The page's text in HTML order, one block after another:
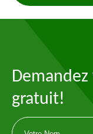
gratuit!